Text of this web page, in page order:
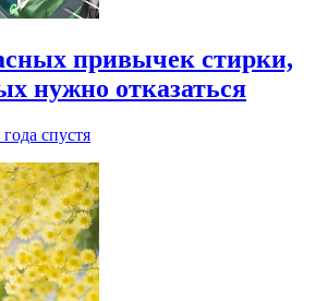
привычек стирки,
нужно отказаться
года спустя